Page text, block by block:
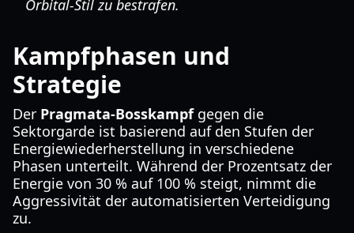
Orbital-Stil zu bestrafen.
Kampfphasen und
Strategie
Der Pragmata-Bosskampfgegen die
Sektorgarde ist basierend auf den Stufen der
Energiewiederherstellung in verschiedene
Phasen unterteilt. Während der Prozentsatz der
Energie von 30 % auf 100 % steigt, nimmt die
Aggressivität der automatisierten Verteidigung
zu.